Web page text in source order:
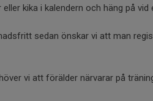
kika i kalendern och häng på vid
sedan önskar vi att man
vi att förälder närvarar på